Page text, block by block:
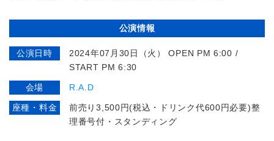
公演情報
公演日時
2024年07月30日（火） OPEN PM 6:00 /
START PM 6:30
会場 R.A.D
座種・料金
前売り3,500円(税込・ドリンク代600円必要)整
理番号付・スタンディング